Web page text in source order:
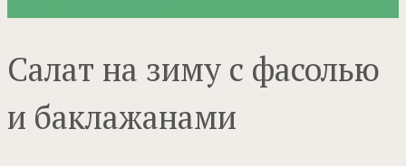
Салат на зиму с фасолью
и баклажанами